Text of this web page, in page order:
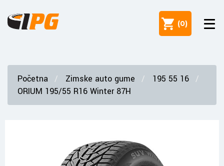
(0)
Početna Zimske auto gume
195 55 16
ORIUM 195/55 R16 Winter 87H